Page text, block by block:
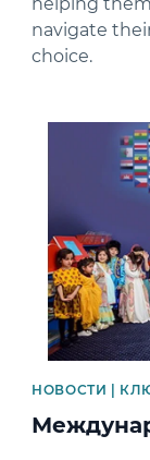
navigate
choice.
News image
НОВОСТИ |